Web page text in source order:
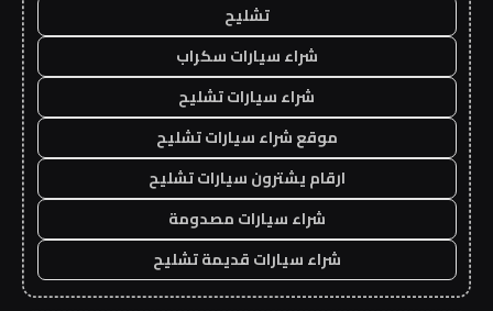
تشليح
شراء سيارات سكراب
شراء سيارات تشليح
موقع شراء سيارات تشليح
ارقام يشترون سيارات تشليح
شراء سيارات مصدومة
شراء سيارات قديمة تشليح